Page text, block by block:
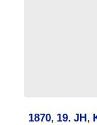
1870, 19. JH,